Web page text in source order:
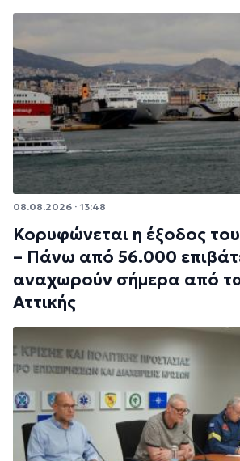
08.08.2026 · 13:48
Κορυφώνεται η έξοδος
– Πάνω από 56.000
αναχωρούν σήμερα από τα
Αττικής